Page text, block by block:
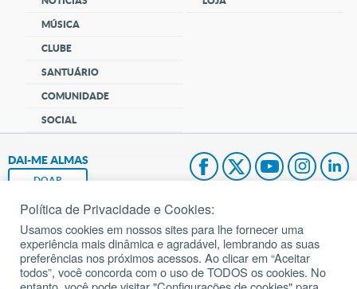
MÚSICA
CLUBE
SANTUÁRIO
COMUNIDADE
SOCIAL
DAI-ME ALMAS
DOAR
Fundação João Paulo II
Pedido de Oração
Mapa do site
Política de Privacidade e Cookies:
Usamos cookies em nossos sites para lhe fornecer uma
experiência mais dinâmica e agradável, lembrando as suas
preferências nos próximos acessos. Ao clicar em “Aceitar
todos”, você concorda com o uso de TODOS os cookies. No